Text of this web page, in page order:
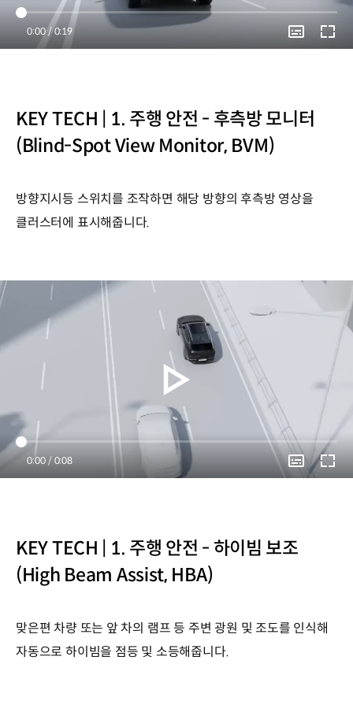
Current
Time
0:00 / Duration
0:19
KEY TECH | 1. 주행 안전 - 후측방 모니터
(Blind-Spot View Monitor, BVM)
방향지시등 스위치를 조작하면 해당 방향의 후측방 영상을
클러스터에 표시해줍니다.
Current
Time
0:00 / Duration
0:08
KEY TECH | 1. 주행 안전 - 하이빔 보조
(High Beam Assist, HBA)
맞은편 차량 또는 앞 차의 램프 등 주변 광원 및 조도를 인식해
자동으로 하이빔을 점등 및 소등해줍니다.